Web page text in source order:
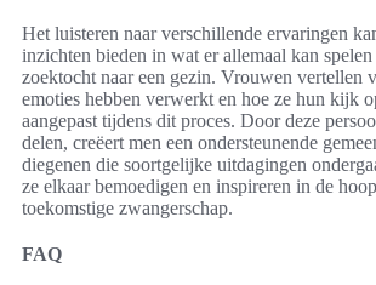
Het luisteren naar verschillende ervaringen
inzichten bieden in wat er allemaal kan
zoektocht naar een gezin. Vrouwen vertellen
emoties hebben verwerkt en hoe ze hun kijk
aangepast tijdens dit proces. Door deze
delen, creëert men een ondersteunende
diegenen die soortgelijke uitdagingen
ze elkaar bemoedigen en inspireren in de
toekomstige zwangerschap.
FAQ